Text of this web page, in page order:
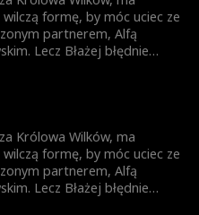
formę, by móc uciec ze
partnerem, Alfą
Lecz Błażej błędnie
ich syna jest zagrożone,
by Błażej zrozumiał
nie będzie już za późno?
Królowa Wilków, ma
formę, by móc uciec ze
partnerem, Alfą
Lecz Błażej błędnie